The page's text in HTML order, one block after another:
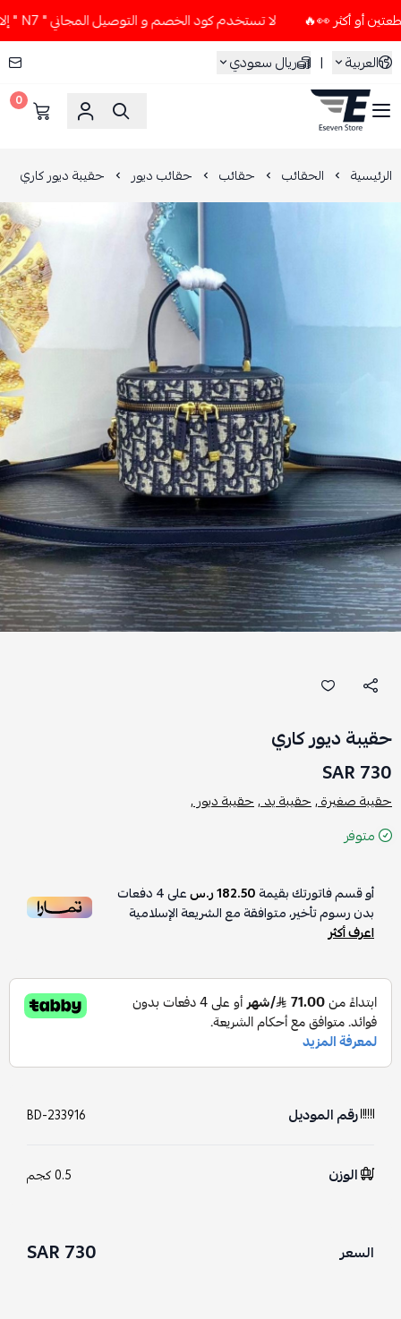
لا تستخدم كود الخصم و التوصيل المجاني " N7 " إلا إذا طلبت قطعتين أو أكثر 👀🔥
العربية
| ريال سعودي
ESEVEN STORE
0
الرئيسية الحقائب حقائب حقائب ديور حقيبة ديور كاري
حقيبة ديور كاري
730 SAR
حقيبة صغيرة ,حقيبة يد ,حقيبة ديور ,
متوفر
أو قسم فاتورتك بقيمة182.50 ر.س على4دفعات
بدون رسوم تأخير، متوافقة مع الشريعة الإسلامية
اعرف أكثر
رقم الموديل BD-233916
الوزن 0.5 كجم
السعر 730 SAR